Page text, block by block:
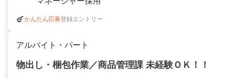
かんたん応募登録エントリー
アルバイト・パート
物出し・梱包作業／商品管理課 未経験ＯＫ！！